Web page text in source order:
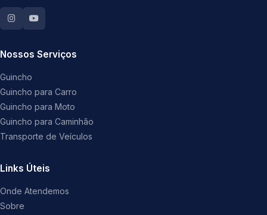
Nossos Serviços
Guincho
Guincho para Carro
Guincho para Moto
Guincho para Caminhão
Transporte de Veículos
Links Úteis
Onde Atendemos
Sobre